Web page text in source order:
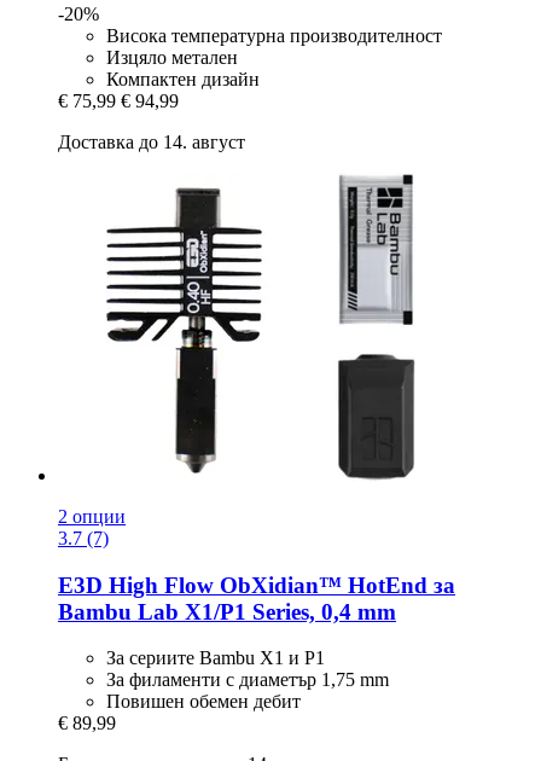
-20%
Висока температурна производителност
Изцяло метален
Компактен дизайн
€ 75,99 € 94,99
Доставка до 14. август
2 опции
3.7 (7)
E3D High Flow ObXidian™ HotEnd за
Bambu Lab X1/P1 Series, 0,4 mm
За сериите Bambu X1 и P1
За филаменти с диаметър 1,75 mm
Повишен обемен дебит
€ 89,99